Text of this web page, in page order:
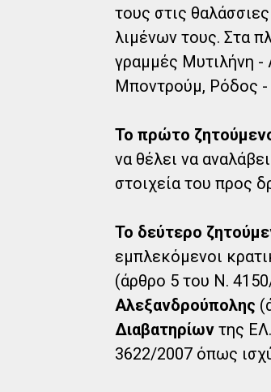
τους στις
λιμένων τους. Στα
γραμμές Μυτιλήνη -
Μποντρούμ, Ρόδος -
Το πρώτο
να θέλει να
στοιχεία του προς
Το δεύτερο
εμπλεκόμενοι
(άρθρο 5 του Ν.
Αλεξανδρούπολης
Διαβατηρίων της
3622/2007 όπως